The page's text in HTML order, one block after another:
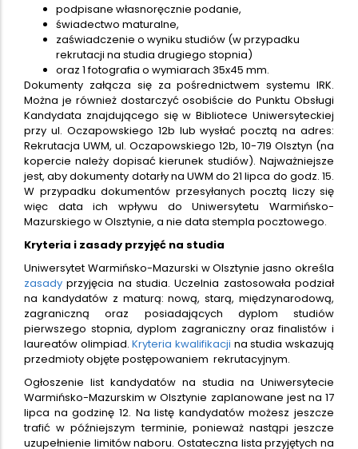
podpisane własnoręcznie podanie,
świadectwo maturalne,
zaświadczenie o wyniku studiów (w przypadku
rekrutacji na studia drugiego stopnia)
oraz 1 fotografia o wymiarach 35x45 mm.
Dokumenty załącza się za pośrednictwem systemu IRK.
Można je również dostarczyć osobiście do Punktu Obsługi
Kandydata znajdującego się w Bibliotece Uniwersyteckiej
przy ul. Oczapowskiego 12b lub wysłać pocztą na adres:
Rekrutacja UWM, ul. Oczapowskiego 12b, 10-719 Olsztyn (na
kopercie należy dopisać kierunek studiów). Najważniejsze
jest, aby dokumenty dotarły na UWM do 21 lipca do godz. 15.
W przypadku dokumentów przesyłanych pocztą liczy się
więc data ich wpływu do Uniwersytetu Warmińsko-
Mazurskiego w Olsztynie, a nie data stempla pocztowego.
Kryteria i zasady przyjęć na studia
Uniwersytet Warmińsko-Mazurski w Olsztynie jasno określa
zasady przyjęcia na studia. Uczelnia zastosowała podział
na kandydatów z maturą: nową, starą, międzynarodową,
zagraniczną oraz posiadających dyplom studiów
pierwszego stopnia, dyplom zagraniczny oraz finalistów i
laureatów olimpiad.Kryteria kwalifikacji na studia wskazują
przedmioty objęte postępowaniem rekrutacyjnym.
Ogłoszenie list kandydatów na studia na Uniwersytecie
Warmińsko-Mazurskim w Olsztynie zaplanowane jest na 17
lipca na godzinę 12. Na listę kandydatów możesz jeszcze
trafić w późniejszym terminie, ponieważ nastąpi jeszcze
uzupełnienie limitów naboru. Ostateczna lista przyjętych na